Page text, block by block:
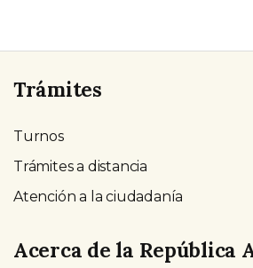
Trámites
Turnos
Trámites a distancia
Atención a la ciudadanía
Acerca de la República